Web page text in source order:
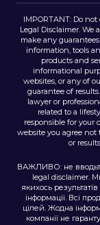
IMPORTANT: Do
Legal Disclaimer.
make any
information, tools
products and
informational
websites, or any of
guarantee of
lawyer or
related to a
responsible for your
website you agree not
or
ВАЖЛИВО: не
legal disclaimer.
якихось
інформації. Всі
цілей. Жодна
компанії не